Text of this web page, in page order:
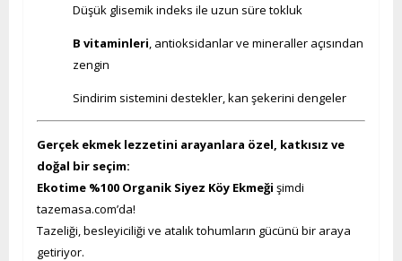
Düşük glisemik indeks ile uzun süre tokluk
B vitaminleri, antioksidanlar ve mineraller açısından
zengin
Sindirim sistemini destekler, kan şekerini dengeler
Gerçek ekmek lezzetini arayanlara özel, katkısız ve
doğal bir seçim:
Ekotime %100 Organik Siyez Köy Ekmeği şimdi
tazemasa.com’da!
Tazeliği, besleyiciliği ve atalık tohumların gücünü bir araya
getiriyor.